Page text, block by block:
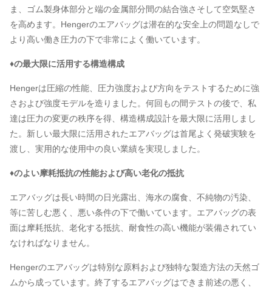
ま、ゴム製身体部分と端の金属部分間の結合強さそして空気堅さ
を高めます。Hengerのエアバッグは潜在的な安全上の問題なしで
より高い働き圧力の下で非常によく働いています。
♦の最大限に活用する構造構成
Hengerは圧縮の性能、圧力強度および方向をテストするために強
さおよび強度モデルを造りました。何回もの間テストの後で、私
達は圧力の変更の秩序を得、構造構成設計を最大限に活用しまし
た。新しい最大限に活用されたエアバッグは首尾よく発破実験を
渡し、実用的な使用中の良い業績を実現しました。
♦のよい摩耗抵抗の性能および高い老化の抵抗
エアバッグは長い時間の日光露出、海水の腐食、不純物の汚染、
等に苦しむ悪く、悪い条件の下で働いています。エアバッグの表
面は摩耗抵抗、老化する抵抗、耐食性の高い機能が装備されてい
なければなりません。
Hengerのエアバッグは特別な原料および独特な製造方法の天然ゴ
ムから成っています。終了するエアバッグはできま前述の悪く、